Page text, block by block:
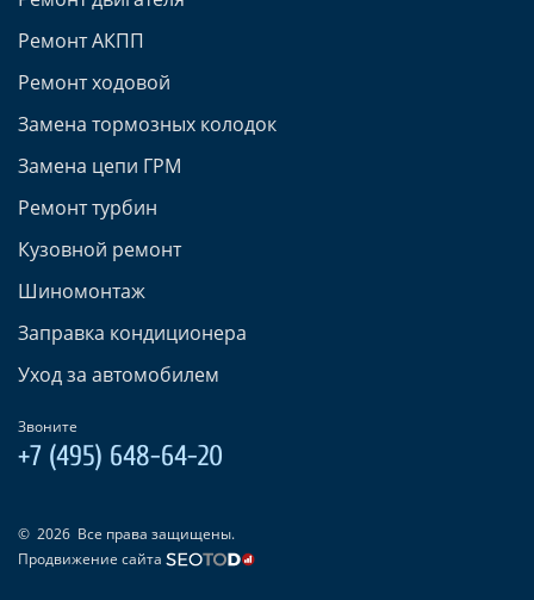
Ремонт АКПП
Ремонт ходовой
Замена тормозных колодок
Замена цепи ГРМ
Ремонт турбин
Кузовной ремонт
Шиномонтаж
Заправка кондиционера
Уход за автомобилем
Звоните
+7 (495) 648-64-20
© 2026 Все права защищены.
Продвижение сайта